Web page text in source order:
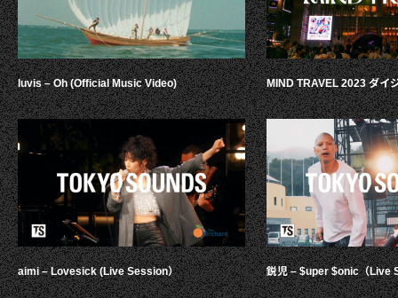
luvis – Oh (Official Music Video)
aimi – Lovesick (Live Session）
MIND TRAVEL 2023 ダイ
鋭児 – $uper $onic（Live